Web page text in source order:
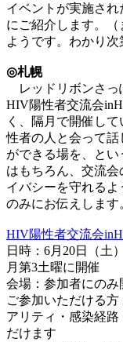
イベントが実施さ
にご紹介します。
ようです。わかり次
◎札幌
レッドリボンさっ
HIV陽性者交流会
く、隔月で開催し
性者の人と会って
ができる場を、と
はもちろん、交流
イバシーを守れる
のみにお伝えします
HIV陽性者交流会
日時：6月20日（土
月第3土曜に開催
会場：参加者にの
ご参加いただける
アリティ・感染経
だけます